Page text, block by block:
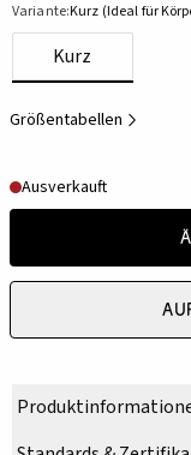
Variante:Kurz (Ideal für
Kurz
Größentabellen
Ausverkauft